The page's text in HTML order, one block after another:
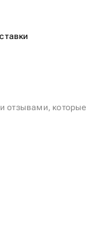
отзывами, которые